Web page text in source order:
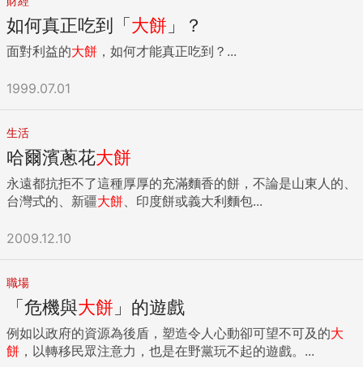
過調查增強了Watch功能，讓有影響力的人製作模仿流行的HQ
測驗節目，並為創作者和品牌提供幫助。 「過去三年中，我們
真正投入大量資金專門為創作者製作產品，」領導Facebook
需要真正的奉獻精神。」 除了影片本身，Facebook還提供其
他功能，例如群組，讓創作者可以在每集影片之間與粉絲聊
天。 「我們認為一切都是圍繞娛樂建立的社群，所以觀眾不是
被動的」Simo表示。 不過Youtube的Mohan先生說，「我們
的創作者反覆告訴我們，他們最核心、最熱情和真實的粉絲
群，還是在YouTube上。」他表示，YouTube還可以利用母公
司在搜尋引擎領域的優勢地位，提供巨量規模的使用者，目前
袖擁有的觀眾比大多數有線電視頻道還多，甚至超越了許多國
Stories的成功，Stories是從Snapchat借來的24小時照片收集
功能。透過將新的長片放在現有的10億用戶面前，IGTV希望能
在一夜之間位創作者和廣告商建立一個成功的平台。 IGTV讓
最受歡迎的創作者上傳長達一小時的內容，其他人則是10分
鐘。它試圖發揮Instagram在社交網路方面的優勢，基於演算
入Uber建構出的自駕車技術網絡，而這是第三層的合作層次。
這三個不同層次的合作關係，最終目標就是改變消費者的用車
習慣，從買車到隨時可有不同的交通工具，解決使用者的最後
是他們的主流選擇，因為他們了解隨處都可以找到更多樣化的
人運輸的戰場，不只在陸上 「你在平面往四周看，車道上可能
都擠滿了車，但往上看，空間卻是無限寬廣。」哈佛德用一句
話點出了空中運輸的無窮潛力。 訪談時，哈佛德拿出平板，給
商周採訪團隊觀看Uber團隊針對未來願景打造的模擬影片。影
片視角，從一開始在平面道路上行駛的無人自駕車，接著漸漸
「eVTOL（electric vertical takeoff and landing）」，從建
築物頂端起飛的畫面。 而這樣的構想並不只是遙不可及的夢
想，哈佛德提到，Uber目前預定2023年就要讓此服務首次上
線，並透露目前正在規劃中的舊金山新總部內，就有納入相關
建築設計，屆時也會在那裡做服務測試。 從陸地到天空，從滑
板車、單車、汽車到無人機，優步放眼的是提供全方位的運輸
服務方案。在各科技業者與傳統車廠都紛紛投入競爭的現在，
ISM驗證，就連在海上風場作業的勞工，都必須取得船員證、
動態定位系統（DP）訓練、水下銲接等證照，在人船兩缺下，
台灣的離岸風電恐遭外商「海撈」。 經濟部為執行總統蔡英文
「2025非核家園」的轉型任務，今年透過「先遴選、後競價」
階段遴選廠商今年底以前取得籌設許可，可以享受每度電5.84
元的躉購費率，和第二階段競價得標費率2.5元，有很大的差
距，行政院長賴清德日前以買鞋作比喻，強調係透過「第一雙
原價，第二雙半價」，鼓勵國際業者投入。 然而，國際業者來
台賺到的，不僅僅是9000億元的躉購電價價差，由於台灣在
2025年以前缺乏離岸風機工作船（TIV），未來7000億元的海
事工程，恐怕多數也將被外商囊括。 「國產化」放寬 因台缺
海能與wpd允能二家業者，因為承諾必須在2020年並聯發
電，由於建設期只有短短2年，經濟部特別在「國產化」部分
給予放寬，熟知內情人士表示，經濟部在「國產化」方面鬆
手，最關鍵的因素是，台灣根本沒有離岸風電需要的海事工程
船隊。 前台灣港務公司董事長、新任交通部長吳宏謀，與彰化
縣長魏明谷7月27日在台中港共同召開記者會，浩浩蕩蕩地宣
布第一艘國產風電運維船（crew transfer vessel，CTV）正
如何真正吃到「大餅 」？
面對利益的大餅 ，如何才能真正吃到？...
1999.07.01
生活
哈爾濱蔥花大餅
永遠都抗拒不了這種厚厚的充滿麵香的餅，不論是山東人的、
台灣式的、新疆大餅 、印度餅或義大利麵包...
2009.12.10
職場
「危機與大餅 」的遊戲
例如以政府的資源為後盾，塑造令人心動卻可望不可及的大
餅 ，以轉移民眾注意力，也是在野黨玩不起的遊戲。...